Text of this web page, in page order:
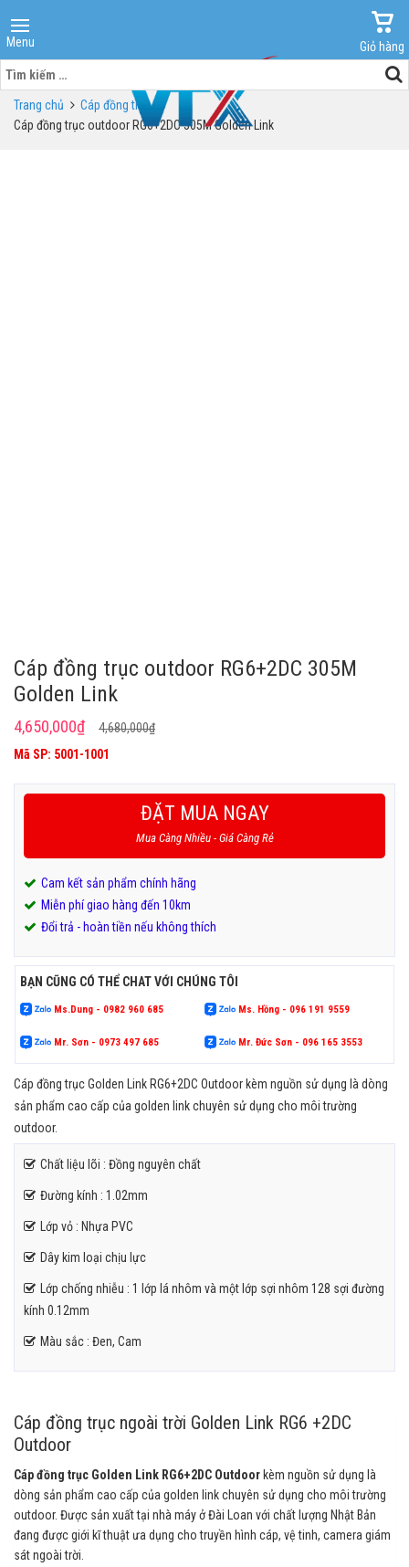
Menu
Giỏ hàng
Tìm
kiếm
cho:Trang chủ
Cáp đồng trục
Cáp đồng trục outdoor RG6+2DC 305M Golden Link
Cáp đồng trục outdoor RG6+2DC 305M
Golden Link
4,680,000₫Giá
4,680,000₫.
4,650,000₫
Giá
là:
4,650,000₫.
Mã SP: 5001-1001
ĐẶT MUA NGAY
Mua Càng Nhiều - Giá Càng Rẻ
Cam kết sản phẩm chính hãng
Miễn phí giao hàng đến 10km
Đổi trả - hoàn tiền nếu không thích
BẠN CŨNG CÓ THỂ CHAT VỚI CHÚNG TÔI
Ms.Dung - 0982 960 685 Ms. Hồng - 096 191 9559
Mr. Sơn - 0973 497 685 Mr. Đức Sơn - 096 165 3553
Cáp đồng trục Golden Link RG6+2DC Outdoor kèm nguồn sử dụng là dòng
sản phẩm cao cấp của golden link chuyên sử dụng cho môi trường
outdoor.
Chất liệu lõi : Đồng nguyên chất
Đường kính : 1.02mm
Lớp vỏ : Nhựa PVC
Dây kim loại chịu lực
Lớp chống nhiễu : 1 lớp lá nhôm và một lớp sợi nhôm 128 sợi đường
kính 0.12mm
Màu sắc : Đen, Cam
Cáp đồng trục ngoài trời Golden Link RG6 +2DC
Outdoor
Cáp đồng trục Golden Link RG6+2DC Outdoorkèm nguồn sử dụng là
dòng sản phẩm cao cấp của golden link chuyên sử dụng cho môi trường
outdoor. Được sản xuất tại nhà máy ở Đài Loan với chất lượng Nhật Bản
đang được giới kĩ thuật ưa dụng cho truyền hình cáp, vệ tinh, camera giám
sát ngoài trời.